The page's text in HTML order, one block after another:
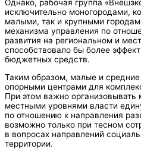
Однако, рабочая группа
исключительно моногородами,
малыми, так и крупными
механизма управления по
развития на региональном и
способствовало бы более
бюджетных средств.
Таким образом, малые и средние
опорными центрами для
При этом важно
местными уровнями власти
по отношению к направления
возможно только при тесном
в вопросах направлений
территории.